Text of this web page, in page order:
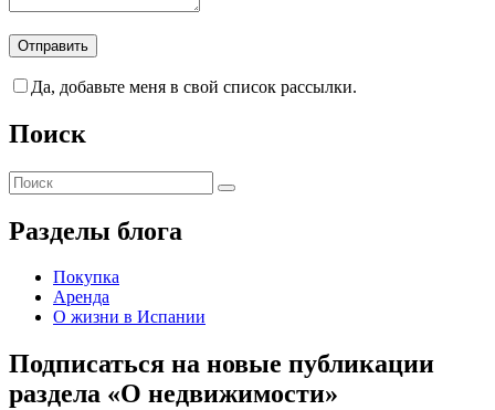
Да, добавьте меня в свой список рассылки.
Поиск
Разделы блога
Покупка
Аренда
О жизни в Испании
Подписаться на новые публикации
раздела «О недвижимости»